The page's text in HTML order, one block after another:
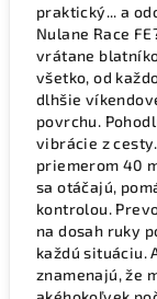
praktický... a
Nulane Race
vrátane
všetko, od
dlhšie
povrchu.
vibrácie z
priemerom 40
sa otáčajú,
kontrolou.
na dosah ruky
každú situáciu.
znamenajú, že